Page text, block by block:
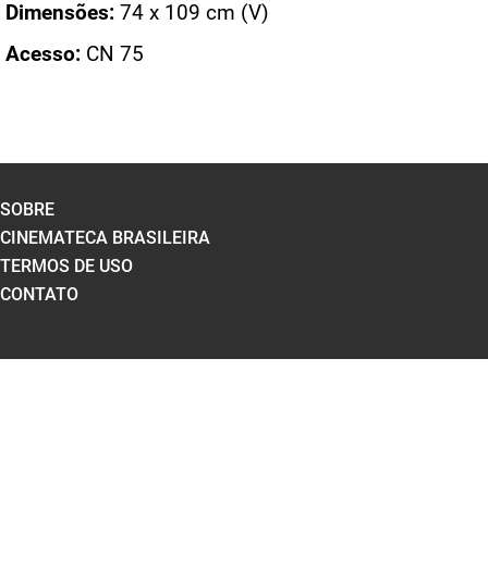
Dimensões: 74 x 109 cm (V)
Acesso: CN 75
SOBRE
CINEMATECA BRASILEIRA
TERMOS DE USO
CONTATO